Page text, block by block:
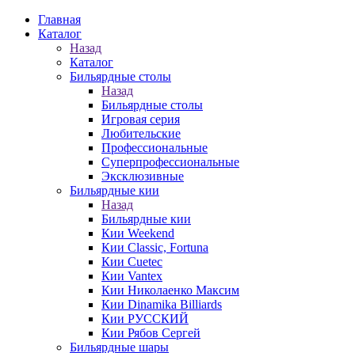
Главная
Каталог
Назад
Каталог
Бильярдные столы
Назад
Бильярдные столы
Игровая серия
Любительские
Профессиональные
Суперпрофессиональные
Эксклюзивные
Бильярдные кии
Назад
Бильярдные кии
Кии Weekend
Кии Classic, Fortuna
Кии Cuetec
Кии Vantex
Кии Николаенко Максим
Кии Dinamika Billiards
Кии РУССКИЙ
Кии Рябов Сергей
Бильярдные шары